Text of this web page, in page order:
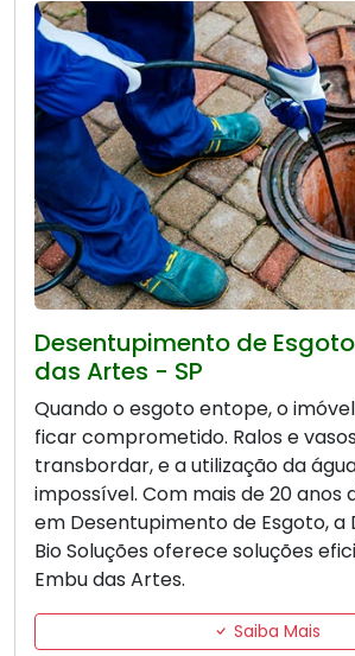
Desentupimento de
das Artes - SP
Quando o esgoto entope, o
ficar comprometido. Ralos e
transbordar, e a utilização da
impossível. Com mais de 20 anos
em Desentupimento de Esgoto, a
Bio Soluções oferece soluções
Embu das Artes.
Saiba Mais